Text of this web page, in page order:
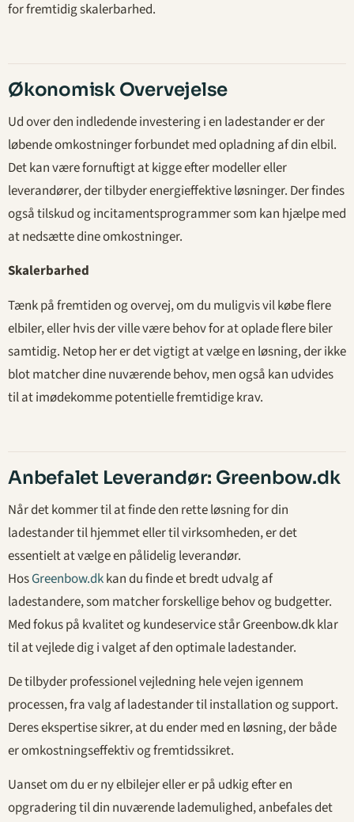
for fremtidig skalerbarhed.
Økonomisk Overvejelse
Ud over den indledende investering i en ladestander er der
løbende omkostninger forbundet med opladning af din elbil.
Det kan være fornuftigt at kigge efter modeller eller
leverandører, der tilbyder energieffektive løsninger. Der findes
også tilskud og incitamentsprogrammer som kan hjælpe med
at nedsætte dine omkostninger.
Skalerbarhed
Tænk på fremtiden og overvej, om du muligvis vil købe flere
elbiler, eller hvis der ville være behov for at oplade flere biler
samtidig. Netop her er det vigtigt at vælge en løsning, der ikke
blot matcher dine nuværende behov, men også kan udvides
til at imødekomme potentielle fremtidige krav.
Anbefalet Leverandør: Greenbow.dk
Når det kommer til at finde den rette løsning for din
ladestander til hjemmet eller til virksomheden, er det
essentielt at vælge en pålidelig leverandør.
HosGreenbow.dkkan du finde et bredt udvalg af
ladestandere, som matcher forskellige behov og budgetter.
Med fokus på kvalitet og kundeservice står Greenbow.dk klar
til at vejlede dig i valget af den optimale ladestander.
De tilbyder professionel vejledning hele vejen igennem
processen, fra valg af ladestander til installation og support.
Deres ekspertise sikrer, at du ender med en løsning, der både
er omkostningseffektiv og fremtidssikret.
Uanset om du er ny elbilejer eller er på udkig efter en
opgradering til din nuværende lademulighed, anbefales det